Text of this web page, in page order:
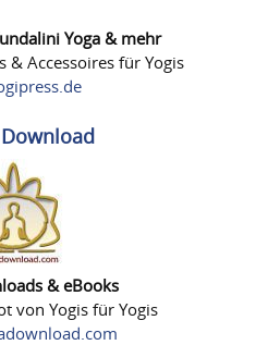
Yoga & mehr
& Accessoires für Yogis
& eBooks
von Yogis für Yogis